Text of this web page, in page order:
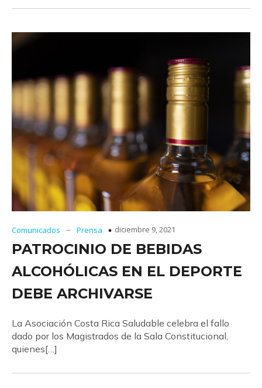
Comunicados – Prensa diciembre 9, 2021
PATROCINIO DE BEBIDAS
ALCOHÓLICAS EN EL DEPORTE
DEBE ARCHIVARSE
La Asociación Costa Rica Saludable celebra el fallo
dado por los Magistrados de la Sala Constitucional,
quienes[…]